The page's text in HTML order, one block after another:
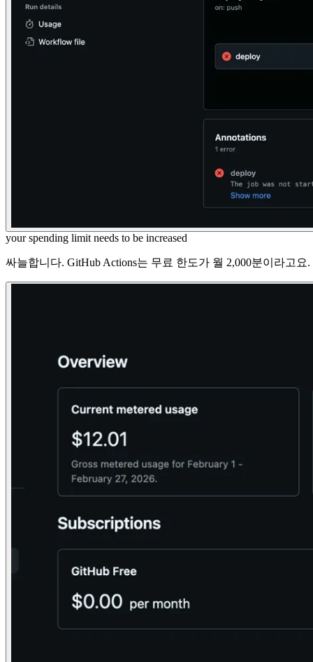
your spending limit needs to be increased
싸늘합니다. GitHub Actions는 무료 한도가 월 2,000분이라고